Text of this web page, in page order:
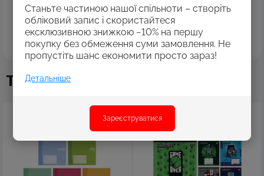
Станьте частиною нашої спільноти – створіть
обліковий запис і скористайтеся
ексклюзивною знижкою −10% на першу
покупку без обмеження суми замовлення. Не
пропустіть шанс економити просто зараз!
Детальніше
Зареєструватися
фарба, створений для перших шедеврів! Яскрава
обкладинка, повз яку неможливо пройти, варіативність
дизайнів і, звичайно ж, щільний папір з мікроперфорацією,
що дозволяє відірвати будь-який аркуш одним простим
рухом.
Також купують